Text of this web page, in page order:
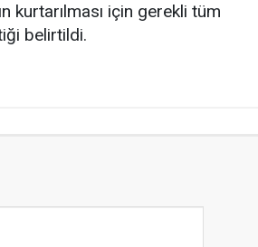
kurtarılması için gerekli tüm
belirtildi.